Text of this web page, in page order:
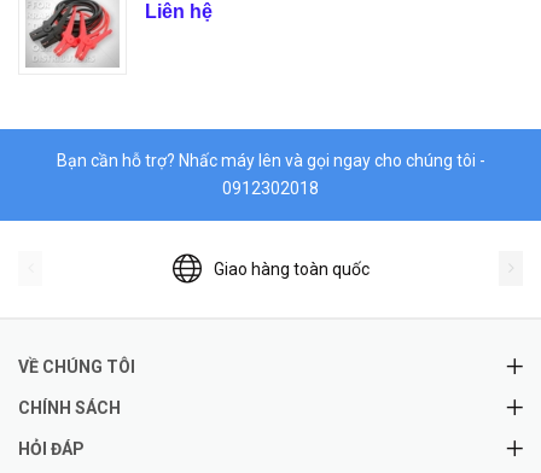
Liên hệ
Bạn cần hỗ trợ? Nhấc máy lên và gọi ngay cho chúng tôi -
0912302018
Giao hàng toàn quốc
VỀ CHÚNG TÔI
CHÍNH SÁCH
HỎI ĐÁP